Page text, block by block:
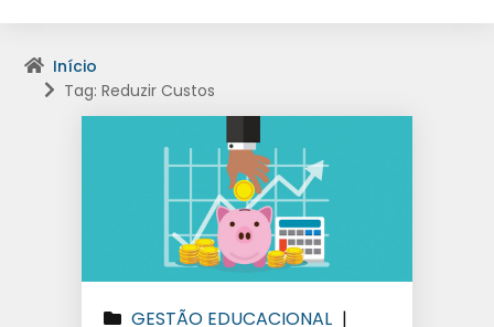
Início
Tag: Reduzir Custos
GESTÃO EDUCACIONAL |